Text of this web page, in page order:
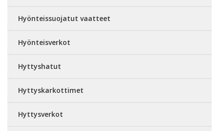
Hyönteissuojatut vaatteet
Hyönteisverkot
Hyttyshatut
Hyttyskarkottimet
Hyttysverkot